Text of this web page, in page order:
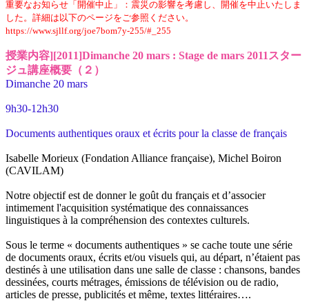
重要なお知らせ「開催中止」：震災の影響を考慮し、開催を中止いたしま
した。詳細は以下のページをご参照ください。
https://www.sjllf.org/joe7bom7y-255/#_255
授業内容][2011]Dimanche 20 mars : Stage de mars 2011スター
ジュ講座概要（２）
Dimanche 20 mars
9h30-12h30
Documents authentiques oraux et écrits pour la classe de français
Isabelle Morieux (Fondation Alliance française), Michel Boiron
(CAVILAM)
Notre objectif est de donner le goût du français et d’associer
intimement l'acquisition systématique des connaissances
linguistiques à la compréhension des contextes culturels.
Sous le terme « documents authentiques » se cache toute une série
de documents oraux, écrits et/ou visuels qui, au départ, n’étaient pas
destinés à une utilisation dans une salle de classe : chansons, bandes
dessinées, courts métrages, émissions de télévision ou de radio,
articles de presse, publicités et même, textes littéraires….